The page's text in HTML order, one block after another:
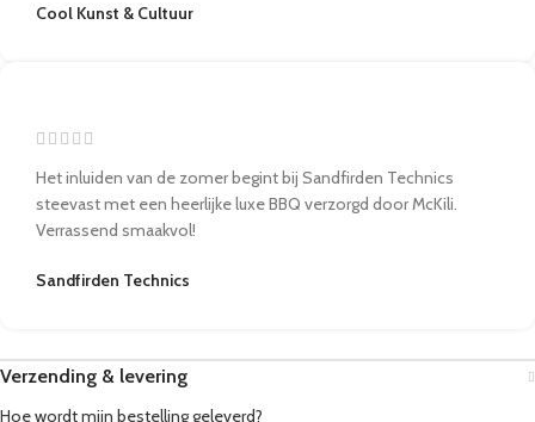
Cool Kunst & Cultuur
Het inluiden van de zomer begint bij Sandfirden Technics
steevast met een heerlijke luxe BBQ verzorgd door McKili.
Verrassend smaakvol!
Sandfirden Technics
Verzending & levering
Hoe wordt mijn bestelling geleverd?